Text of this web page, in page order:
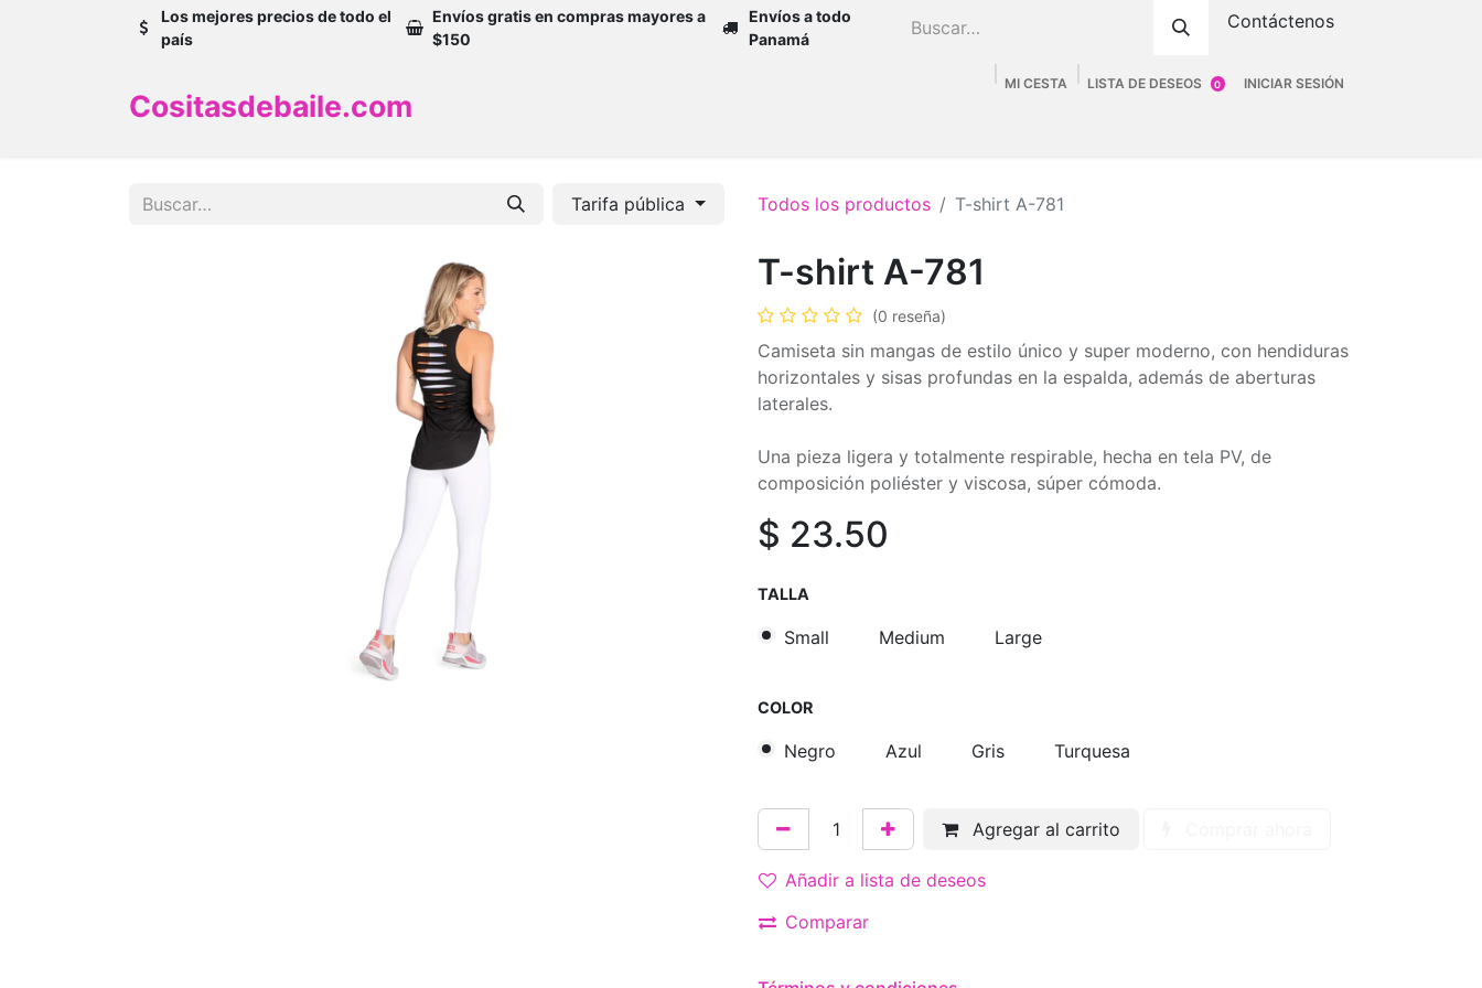
Los mejores precios de todo el
país
Envíos gratis en compras mayores a
$150
Envíos a todo
Panamá
Contáctenos
Cositasdebaile.com
MI CESTA 0
LISTA DE DESEOS INICIAR SESIÓN
Tarifa pública Todos los productos T-shirt A-781
T-shirt A-781
(0 reseña)
Camiseta sin mangas de estilo único y super moderno, con hendiduras
horizontales y sisas profundas en la espalda, además de aberturas
laterales.
Una pieza ligera y totalmente respirable, hecha en tela PV, de
composición poliéster y viscosa, súper cómoda.
$ 23.50
TALLA
Small Medium Large
COLOR
Negro Azul Gris Turquesa
Agregar al carrito
Añadir a lista de deseos
Comparar